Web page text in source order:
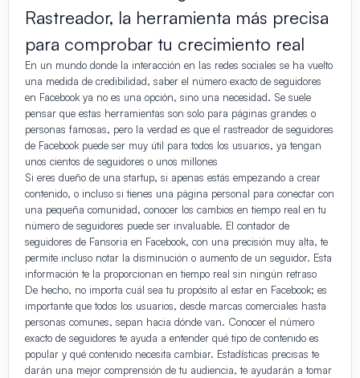
Rastreador, la herramienta más precisa
para comprobar tu crecimiento real
En un mundo donde la interacción en las redes sociales se ha vuelto
una medida de credibilidad, saber el número exacto de seguidores
en Facebook ya no es una opción, sino una necesidad. Se suele
pensar que estas herramientas son solo para páginas grandes o
personas famosas, pero la verdad es que el rastreador de seguidores
de Facebook puede ser muy útil para todos los usuarios, ya tengan
unos cientos de seguidores o unos millones
Si eres dueño de una startup, si apenas estás empezando a crear
contenido, o incluso si tienes una página personal para conectar con
una pequeña comunidad, conocer los cambios en tiempo real en tu
número de seguidores puede ser invaluable. El contador de
seguidores de Fansoria en Facebook, con una precisión muy alta, te
permite incluso notar la disminución o aumento de un seguidor. Esta
información te la proporcionan en tiempo real sin ningún retraso
De hecho, no importa cuál sea tu propósito al estar en Facebook; es
importante que todos los usuarios, desde marcas comerciales hasta
personas comunes, sepan hacia dónde van. Conocer el número
exacto de seguidores te ayuda a entender qué tipo de contenido es
popular y qué contenido necesita cambiar. Estadísticas precisas te
darán una mejor comprensión de tu audiencia, te ayudarán a tomar